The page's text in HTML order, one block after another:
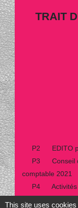
TRAIT
P2 EDITO
P3 Conseil
comptable 2021
P4 Activités
This site uses